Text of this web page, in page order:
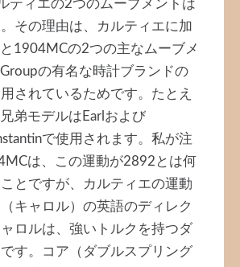
ィエの2つのムーブメントは
その理由は、カルティエに加
1904MCの2つの主なムーブメ
の有名な時計ブランドの
されているためです。たとえ
弟モデルはEarlおよび
で使用されます。私が注
は、この運動が2892とは何
とですが、カルティエの運動
キャロル）の英語のディレク
ロルは、強いトルクを持つダ
す。コア（ダブルスプリング